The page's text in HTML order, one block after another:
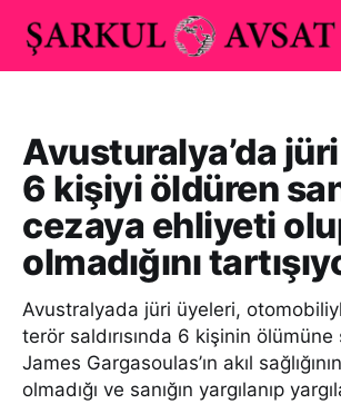
Avusturalya’da
6 kişiyi öldüren
cezaya ehliyeti
olmadığını
Avustralyada jüri üyeleri,
terör saldırısında 6 kişinin
James Gargasoulas’ın akıl
olmadığı ve sanığın yargılanıp